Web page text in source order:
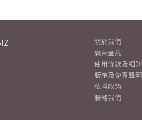
關於我們
廣告查詢
使用條款及細則
版權及免責聲明
私隱政策
聯絡我們